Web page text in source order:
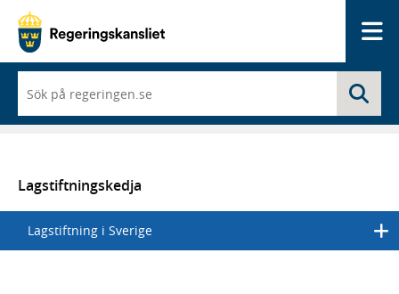
du
börjar
skriva
en
lista
med
sökförslag
Lagstiftningskedja
Lagstiftning i Sverige